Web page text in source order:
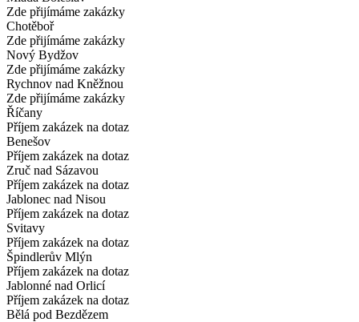
Zde přijímáme zakázky
Chotěboř
Zde přijímáme zakázky
Nový Bydžov
Zde přijímáme zakázky
Rychnov nad Kněžnou
Zde přijímáme zakázky
Říčany
Příjem zakázek na dotaz
Benešov
Příjem zakázek na dotaz
Zruč nad Sázavou
Příjem zakázek na dotaz
Jablonec nad Nisou
Příjem zakázek na dotaz
Svitavy
Příjem zakázek na dotaz
Špindlerův Mlýn
Příjem zakázek na dotaz
Jablonné nad Orlicí
Příjem zakázek na dotaz
Bělá pod Bezdězem